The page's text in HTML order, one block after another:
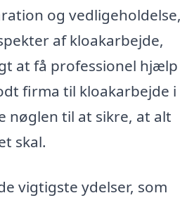
og vedligeholdelse,
af kloakarbejde,
at få professionel hjælp
firma til kloakarbejde i
nøglen til at sikre, at alt
skal.
vigtigste ydelser, som